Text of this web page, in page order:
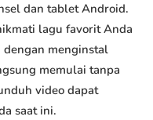
dan tablet Android.
lagu favorit Anda
dengan menginstal
memulai tanpa
video dapat
saat ini.